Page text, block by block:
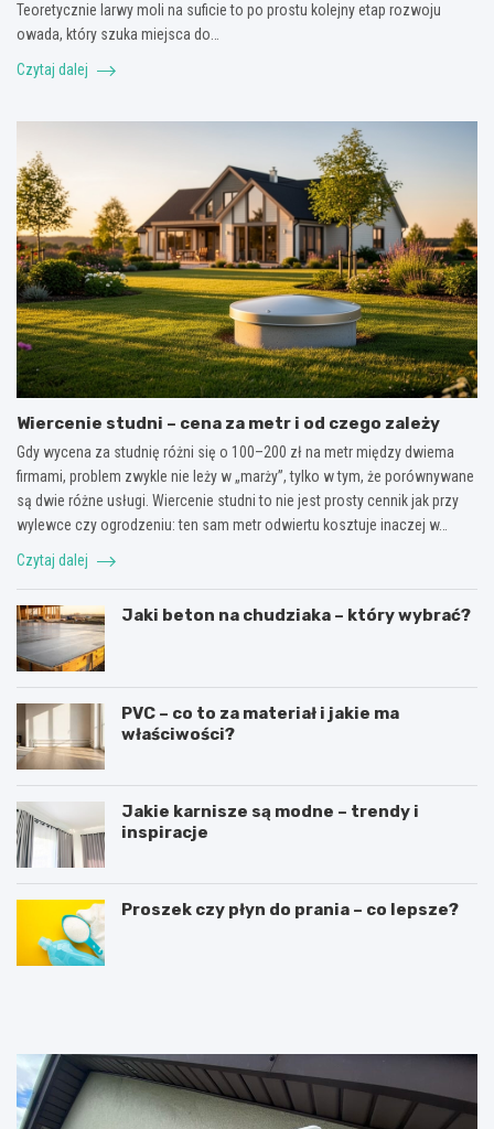
Teoretycznie larwy moli na suficie to po prostu kolejny etap rozwoju
owada, który szuka miejsca do…
Czytaj dalej
Wiercenie studni – cena za metr i od czego zależy
Gdy wycena za studnię różni się o 100–200 zł na metr między dwiema
firmami, problem zwykle nie leży w „marży”, tylko w tym, że porównywane
są dwie różne usługi. Wiercenie studni to nie jest prosty cennik jak przy
wylewce czy ogrodzeniu: ten sam metr odwiertu kosztuje inaczej w…
Czytaj dalej
Jaki beton na chudziaka – który wybrać?
PVC – co to za materiał i jakie ma
właściwości?
Jakie karnisze są modne – trendy i
inspiracje
Proszek czy płyn do prania – co lepsze?
R
o
w
a
L
k
a
c